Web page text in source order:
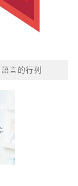
言的行列